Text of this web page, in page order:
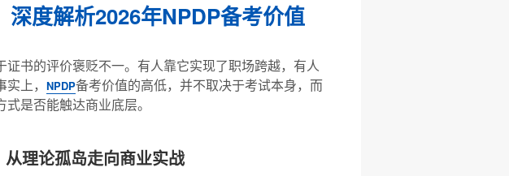
深度解析2026年NPDP备考价值
证书的评价褒贬不一。有人靠它实现了职场跨越，有人
上， NPDP备考价值的高低，并不取决于考试本身，而
是否能触达商业底层。
理论孤岛走向商业实战